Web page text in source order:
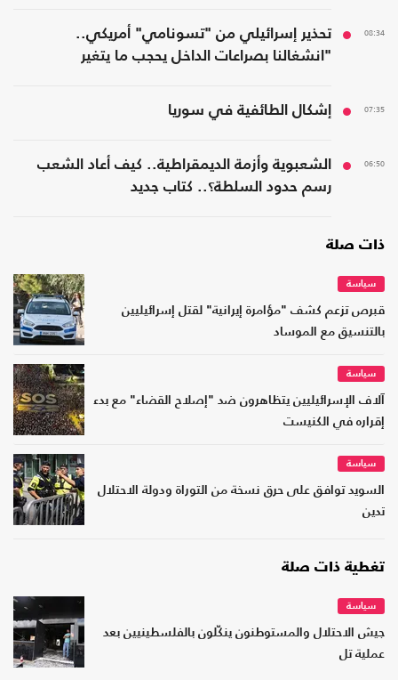
08:34
تحذير إسرائيلي من "تسونامي" أمريكي..
"انشغالنا بصراعات الداخل يحجب ما يتغير
07:35 إشكال الطائفية في سوريا
06:50
الشعبوية وأزمة الديمقراطية.. كيف أعاد الشعب
رسم حدود السلطة؟.. كتاب جديد
ذات صلة
سياسة
قبرص تزعم كشف "مؤامرة إيرانية" لقتل إسرائيليين
بالتنسيق مع الموساد
سياسة
آلاف الإسرائيليين يتظاهرون ضد "إصلاح القضاء" مع بدء
إقراره في الكنيست
سياسة
السويد توافق على حرق نسخة من التوراة ودولة الاحتلال
تدين
تغطية ذات صلة
سياسة
جيش الاحتلال والمستوطنون ينكّلون بالفلسطينيين بعد
عملية تل